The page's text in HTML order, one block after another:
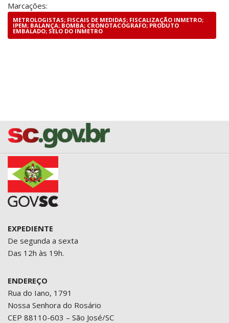
Marcações:
METROLOGISTAS; FISCAIS DE MEDIDAS; FISCALIZAÇÃO INMETRO;
IPEM; BALANÇA; BOMBA; CRONOTACÓGRAFO; PRODUTO
EMBALADO; SELO DO INMETRO
EXPEDIENTE
De segunda a sexta
Das 12h às 19h.
ENDEREÇO
Rua do Iano, 1791
Nossa Senhora do Rosário
CEP 88110-603 – São José/SC